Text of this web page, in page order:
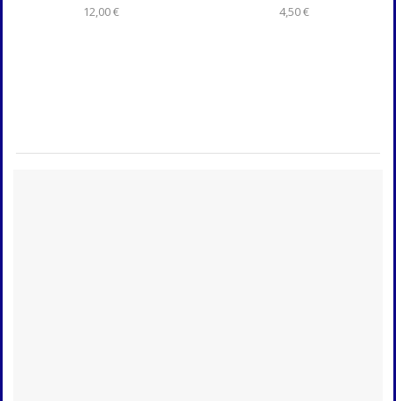
12,00€ 4,50€